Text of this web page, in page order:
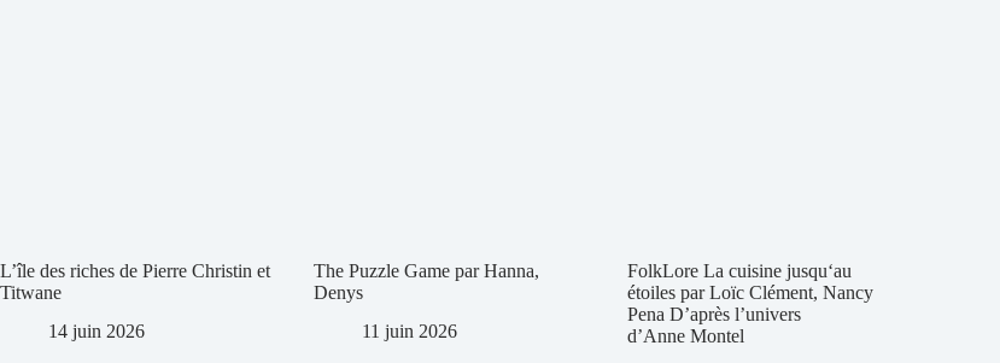
L’île des riches de Pierre Christin et
Titwane
14 juin 2026
The Puzzle Game par Hanna,
Denys
11 juin 2026
FolkLore La cuisine jusqu‘au
étoiles par Loïc Clément, Nancy
Pena D’après l’univers
d’Anne Montel